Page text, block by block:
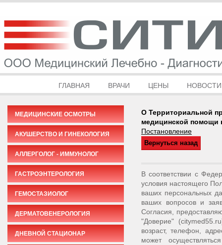
ГЛАВНАЯ ВРАЧИ ЦЕНЫ НОВОСТИ
МЕДИЦИНСКИЕ ОСМОТРЫ
АКУШЕРСТВО И ГИНЕКОЛОГИЯ
АЛЛЕРГОЛОГ - ИММУНОЛОГ
ГАСТРОЭНТЕРОЛОГИЯ
ГЕМОСТАЗИОЛОГ
ДЕРМАТОВЕНЕРОЛОГИЯ
ДНЕВНОЙ СТАЦИОНАР
О Территориальной
медицинской помощи
Постановление
В соответствии с
условия настоящего
ваших персональных
ваших вопросов и
Согласия,
"Доверие"
возраст, телефон,
может